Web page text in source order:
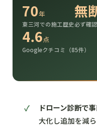
70年
東三河での施工歴史
無
必ず確
4.6点
Googleクチコミ（85件）
ドローン診断で
大化し追加を減